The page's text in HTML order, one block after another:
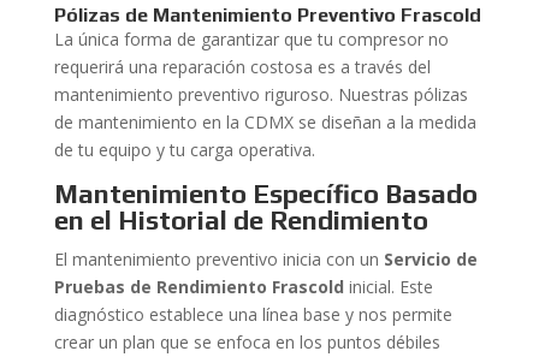
Pólizas de Mantenimiento Preventivo Frascold
La única forma de garantizar que tu compresor no
requerirá una reparación costosa es a través del
mantenimiento preventivo riguroso. Nuestras pólizas
de mantenimiento en la CDMX se diseñan a la medida
de tu equipo y tu carga operativa.
Mantenimiento Específico Basado
en el Historial de Rendimiento
El mantenimiento preventivo inicia con un Servicio de
Pruebas de Rendimiento Frascold inicial. Este
diagnóstico establece una línea base y nos permite
crear un plan que se enfoca en los puntos débiles